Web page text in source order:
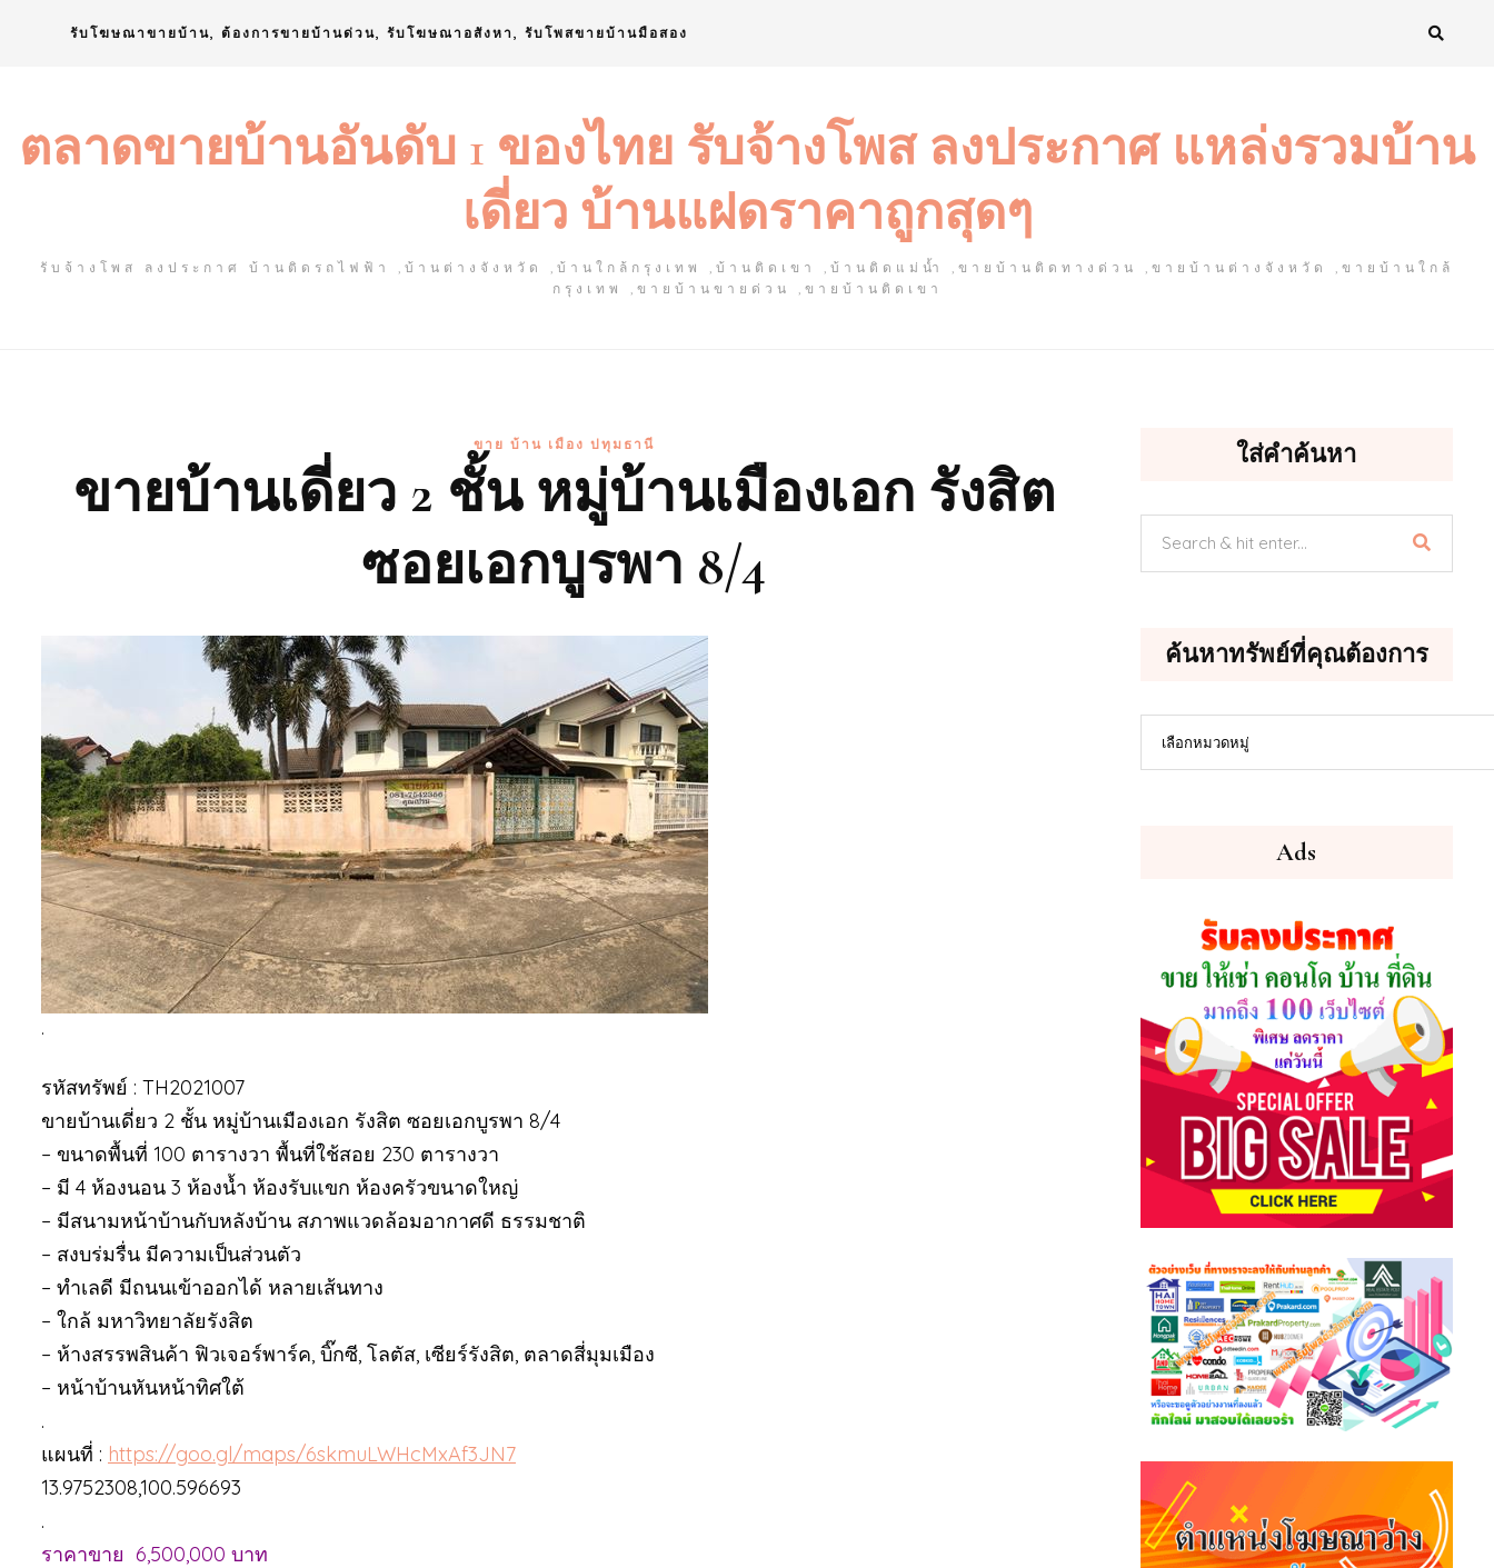
รับโฆษณาขายบ้าน, ต้องการขายบ้านด่วน, รับโฆษณาอสังหา, รับโพสขายบ้านมือสอง
ตลาดขายบ้านอันดับ 1 ของไทย รับจ้างโพส ลงประกาศ แหล่งรวมบ้าน
เดี่ยว บ้านแฝดราคาถูกสุดๆ
รับจ้างโพส ลงประกาศ บ้านติดรถไฟฟ้า ,บ้านต่างจังหวัด ,บ้านใกล้กรุงเทพ ,บ้านติดเขา ,บ้านติดแม่น้ำ ,ขายบ้านติดทางด่วน ,ขายบ้านต่างจังหวัด ,ขายบ้านใกล้
กรุงเทพ ,ขายบ้านขายด่วน ,ขายบ้านติดเขา
ขาย บ้าน เมือง ปทุมธานี
ขายบ้านเดี่ยว 2 ชั้น หมู่บ้านเมืองเอก รังสิต
ซอยเอกบูรพา 8/4
.
รหัสทรัพย์ : TH2021007
ขายบ้านเดี่ยว 2 ชั้น หมู่บ้านเมืองเอก รังสิต ซอยเอกบูรพา 8/4
– ขนาดพื้นที่ 100 ตารางวา พื้นที่ใช้สอย 230 ตารางวา
– มี 4 ห้องนอน 3 ห้องน้ำ ห้องรับแขก ห้องครัวขนาดใหญ่
– มีสนามหน้าบ้านกับหลังบ้าน สภาพแวดล้อมอากาศดี ธรรมชาติ
– สงบร่มรื่น มีความเป็นส่วนตัว
– ทำเลดี มีถนนเข้าออกได้ หลายเส้นทาง
– ใกล้ มหาวิทยาลัยรังสิต
– ห้างสรรพสินค้า ฟิวเจอร์พาร์ค, บิ๊กซี, โลตัส, เซียร์รังสิต, ตลาดสี่มุมเมือง
– หน้าบ้านหันหน้าทิศใต้
.
แผนที่ : https://goo.gl/maps/6skmuLWHcMxAf3JN7
13.9752308,100.596693
.
ราคาขาย 6,500,000 บาท
ใส่คำค้นหา
ค้นหาทรัพย์ที่คุณต้องการ
เลือกหมวดหมู่
Ads